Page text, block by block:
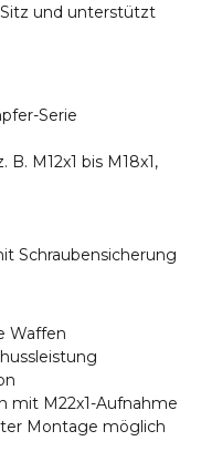
und unterstützt
Serie
M12x1 bis M18x1,
Schraubensicherung
Waffen
mit M22x1-Aufnahme
Montage möglich